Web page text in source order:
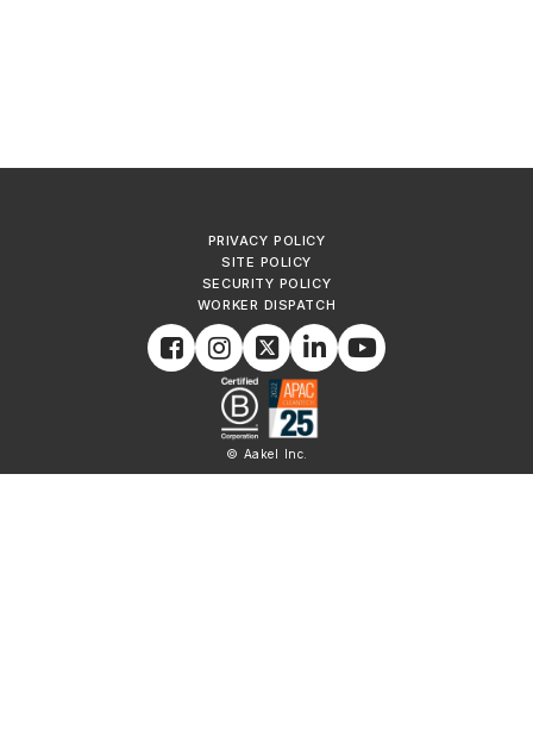
PRIVACY POLICY
SITE POLICY
SECURITY POLICY
WORKER DISPATCH
© Aakel Inc.